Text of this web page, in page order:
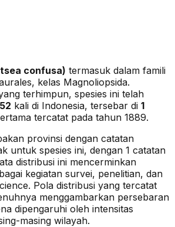
confusa) termasuk dalam famili
, kelas Magnoliopsida.
terhimpun, spesies ini telah
52 kali di Indonesia, tersebar di 1
tercatat pada tahun 1889.
provinsi dengan catatan
untuk spesies ini, dengan 1 catatan
distribusi ini mencerminkan
kegiatan survei, penelitian, dan
Pola distribusi yang tercatat
menggambarkan persebaran
dipengaruhi oleh intensitas
masing wilayah.